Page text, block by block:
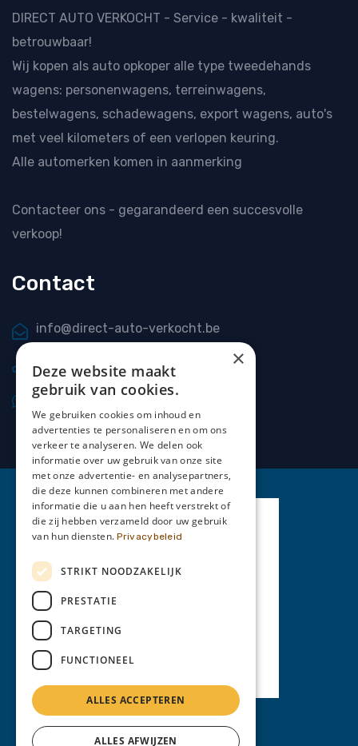
DIRECT AUTO VERKOCHT - Service - kwaliteit -
betrouwbaar!
Wij kopen als auto opkoper alle type tweedehands
wagens: personenwagens, terreinwagens,
bestelwagens, schadewagens, export wagens, auto's
met veel kilometers of een verlopen keuring.
Alle automerken komen in aanmerking
Contacteer ons - gegarandeerd een succesvolle
verkoop!
Contact
info@direct-auto-verkocht.be
0477 20 66 69
0477 20 66 69
Privacy Policy
×
Deze website maakt
gebruik van cookies.
We gebruiken cookies om inhoud en
advertenties te personaliseren en om ons
verkeer te analyseren. We delen ook
informatie over uw gebruik van onze site
met onze advertentie- en analysepartners,
die deze kunnen combineren met andere
informatie die u aan hen heeft verstrekt of
die zij hebben verzameld door uw gebruik
van hun diensten. Privacybeleid
STRIKT NOODZAKELIJK
PRESTATIE
TARGETING
FUNCTIONEEL
ALLES ACCEPTEREN
ALLES AFWIJZEN